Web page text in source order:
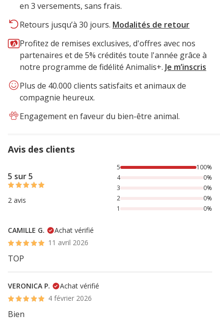
en 3 versements, sans frais.
Retours jusqu’à 30 jours. Modalités de retour
Profitez de remises exclusives, d'offres avec nos
partenaires et de 5% crédités toute l'année grâce à
notre programme de fidélité Animalis+. Je m’inscris
Plus de 40.000 clients satisfaits et animaux de
compagnie heureux.
Engagement en faveur du bien-être animal.
Avis des clients
5 sur 5
2 avis
100% des personnes lont noté avec {1} étoiles,
5
100%
4
0%
3
0%
2
0%
1
0%
CAMILLE G.
Achat vérifié
11 avril 2026
TOP
VERONICA P.
Achat vérifié
4 février 2026
Bien